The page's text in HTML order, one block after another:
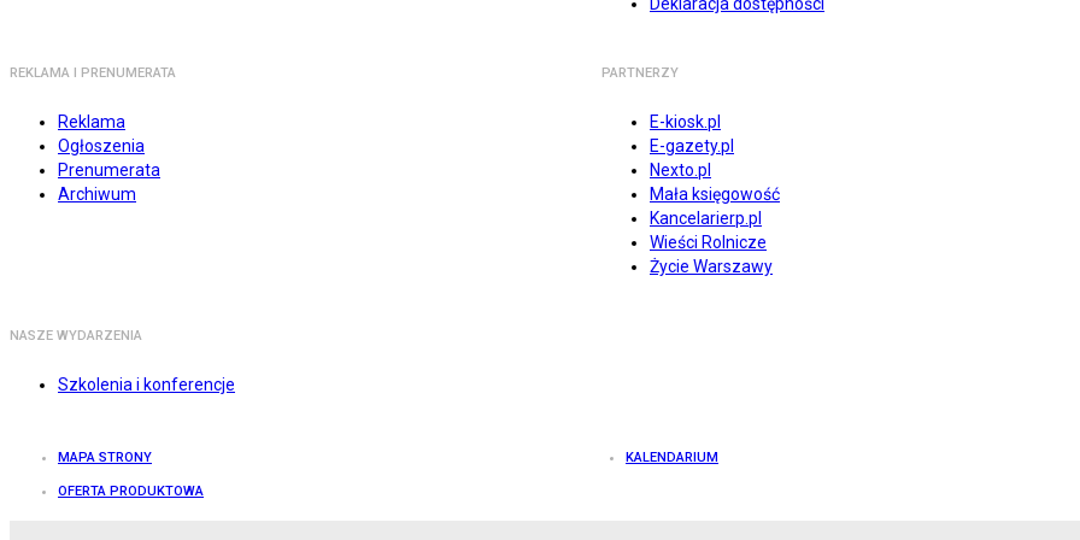
REKLAMA I PRENUMERATA
Reklama
Ogłoszenia
Prenumerata
Archiwum
PARTNERZY
E-kiosk.pl
E-gazety.pl
Nexto.pl
Mała księgowość
Kancelarierp.pl
Wieści Rolnicze
Życie Warszawy
NASZE WYDARZENIA
Szkolenia i konferencje
MAPA STRONY KALENDARIUM
OFERTA PRODUKTOWA